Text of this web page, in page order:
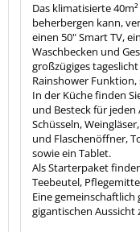
Das klimatisierte
beherbergen kann,
einen 50" Smart TV,
Waschbecken und
großzügiges
Rainshower Funktion,
In der Küche finden
und Besteck für jeden
Schüsseln,
und Flaschenöffner,
sowie ein Tablet.
Als Starterpaket
Teebeutel,
Eine
gigantischen Aussicht